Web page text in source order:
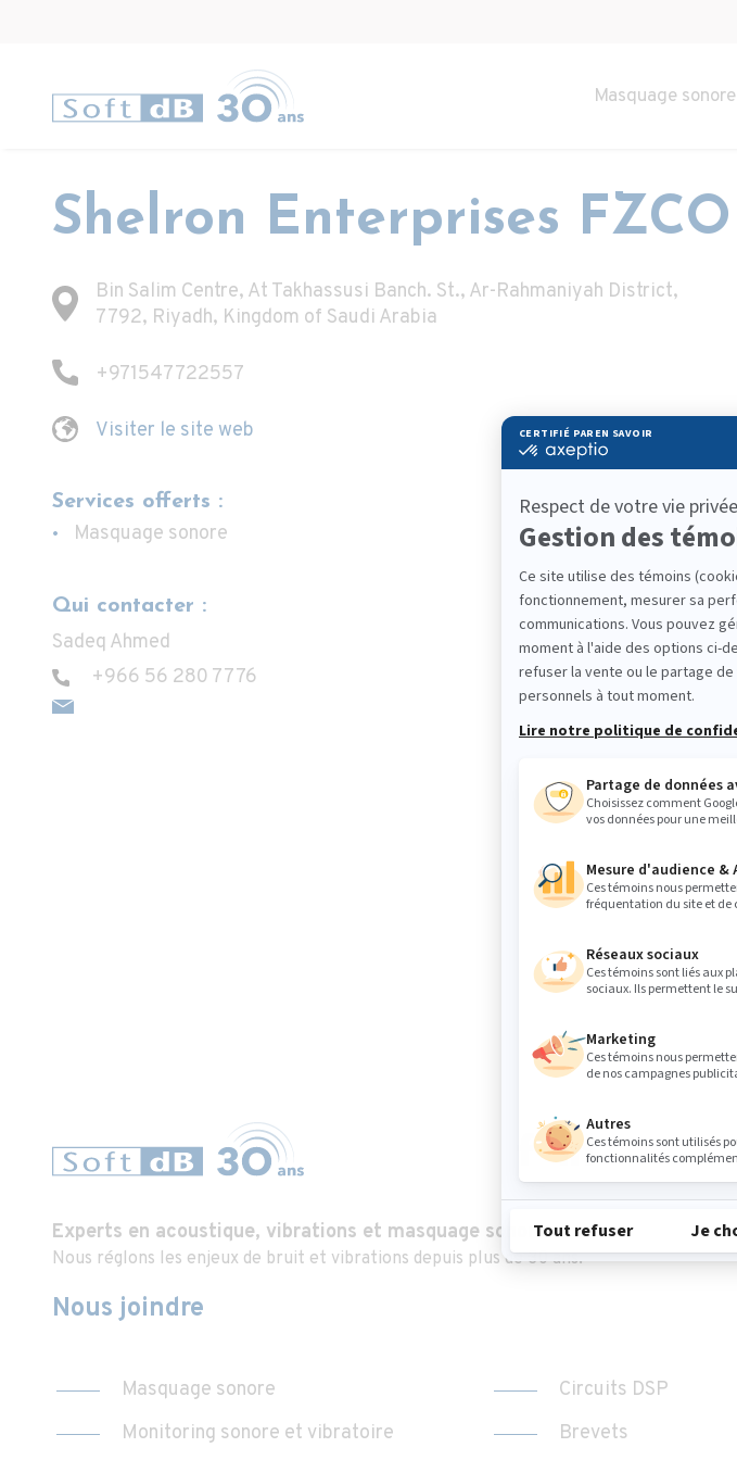
Masquage sonore
Shelron Enterprises FZCO
Bin Salim Centre, At Takhassusi Banch. St., Ar-Rahmaniyah District,
7792, Riyadh, Kingdom of Saudi Arabia
+971547722557
Visiter le site web
Services offerts :
Masquage sonore
Qui contacter :
Sadeq Ahmed
+966 56 280 7776
Experts en acoustique, vibrations et masquage sonore
Nous réglons les enjeux de bruit et vibrations depuis plus de 30 ans.
Nous joindre
Masquage sonore
Monitoring sonore et vibratoire
Circuits DSP
Brevets